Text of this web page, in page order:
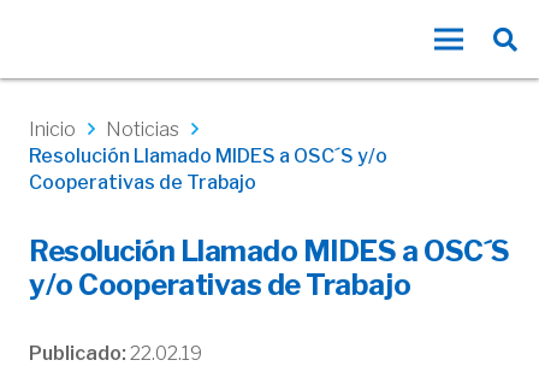
Inicio
Noticias
Resolución Llamado MIDES a OSC´S y/o
Cooperativas de Trabajo
Resolución Llamado MIDES a OSC´S
y/o Cooperativas de Trabajo
Publicado: 22.02.19